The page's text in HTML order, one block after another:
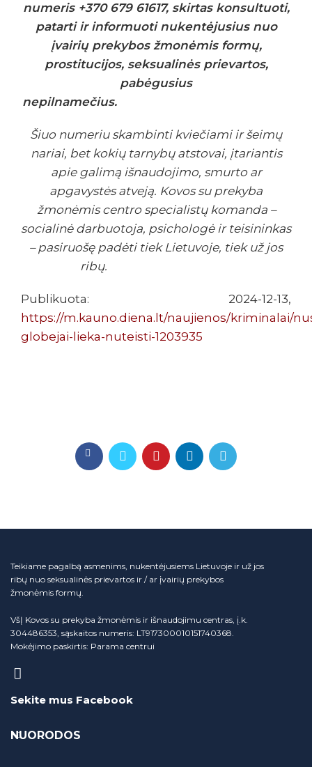
numeris +370 679 61617, skirtas konsultuoti,
patarti ir informuoti nukentėjusius nuo
įvairių prekybos žmonėmis formų,
prostitucijos, seksualinės prievartos,
pabėgusius
nepilnamečius.
Šiuo numeriu skambinti kviečiami ir šeimų
nariai, bet kokių tarnybų atstovai, įtariantis
apie galimą išnaudojimo, smurto ar
apgavystės atveją. Kovos su prekyba
žmonėmis centro specialistų komanda –
socialinė darbuotoja, psichologė ir teisininkas
– pasiruošę padėti tiek Lietuvoje, tiek už jos
ribų.
Publikuota: 2024-12-13,
https://m.kauno.diena.lt/naujienos/kriminalai/
globejai-lieka-nuteisti-1203935
Teikiame pagalbą asmenims, nukentėjusiems Lietuvoje ir už jos
ribų nuo seksualinės prievartos ir / ar įvairių prekybos
žmonėmis formų.
VšĮ Kovos su prekyba žmonėmis ir išnaudojimu centras, į.k.
304486353, sąskaitos numeris: LT917300010151740368.
Mokėjimo paskirtis: Parama centrui
Sekite mus Facebook
NUORODOS